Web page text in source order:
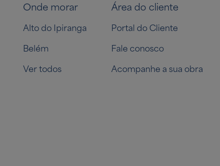
Onde morar
Alto do Ipiranga
Belém
Ver todos
Área do cliente
Portal do Cliente
Fale conosco
Acompanhe a sua obra